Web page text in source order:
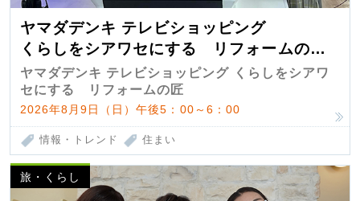
ヤマダデンキ テレビショッピング
くらしをシアワセにする リフォームの
匠 第7弾
ヤマダデンキ テレビショッピング くらしをシアワ
セにする リフォームの匠
2026年8月9日（日）午後5：00～6：00
情報・トレンド 住まい
旅・くらし